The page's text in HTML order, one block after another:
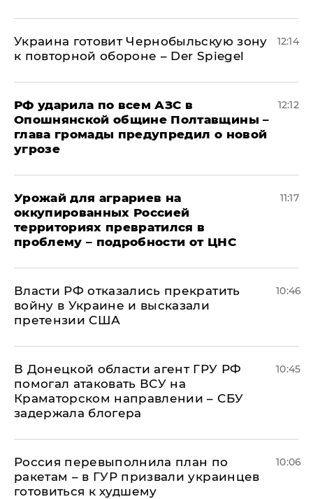
Украина готовит Чернобыльскую зону
к повторной обороне – Der Spiegel
12:14
РФ ударила по всем АЗС в
Опошнянской общине Полтавщины –
глава громады предупредил о новой
угрозе
12:12
Урожай для аграриев на
оккупированных Россией
территориях превратился в
проблему – подробности от ЦНС
11:17
Власти РФ отказались прекратить
войну в Украине и высказали
претензии США
10:46
В Донецкой области агент ГРУ РФ
помогал атаковать ВСУ на
Краматорском направлении – СБУ
задержала блогера
10:45
Россия перевыполнила план по
ракетам – в ГУР призвали украинцев
готовиться к худшему
10:06